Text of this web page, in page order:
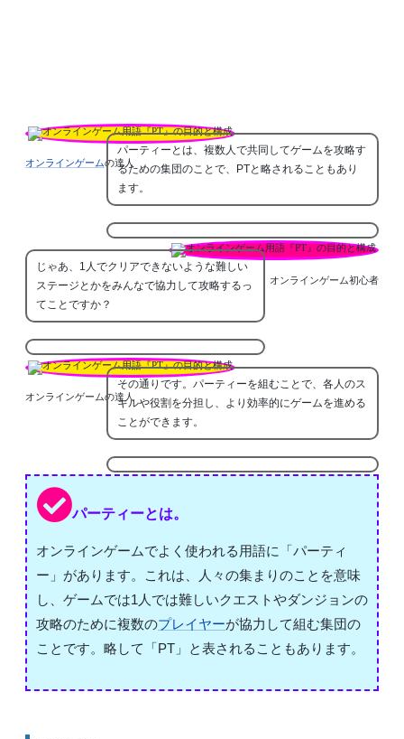
オンラインゲームの達人
パーティーとは、複数人で共同してゲームを攻略す
るための集団のことで、PTと略されることもあり
ます。
オンラインゲーム初心者
じゃあ、1人でクリアできないような難しい
ステージとかをみんなで協力して攻略するっ
てことですか？
オンラインゲームの達人
その通りです。パーティーを組むことで、各人のス
キルや役割を分担し、より効率的にゲームを進める
ことができます。
パーティーとは。
オンラインゲームでよく使われる用語に「パーティ
ー」があります。これは、人々の集まりのことを意味
し、ゲームでは1人では難しいクエストやダンジョンの
攻略のために複数のプレイヤーが協力して組む集団の
ことです。略して「PT」と表されることもあります。